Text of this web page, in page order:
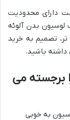
دارای محدودیت
لوسیون بدن آلوئه
تصمیم به خرید
داشته باشید.
برجسته می
به خوبی